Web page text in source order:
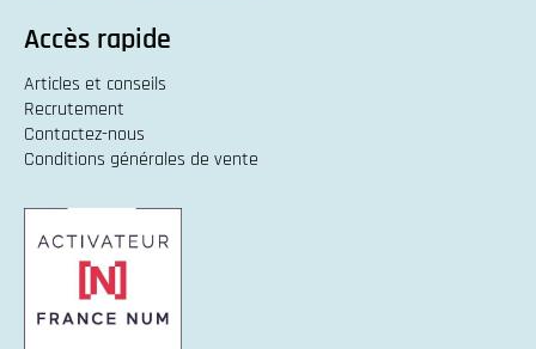
Accès rapide
Articles et conseils
Recrutement
Contactez-nous
Conditions générales de vente